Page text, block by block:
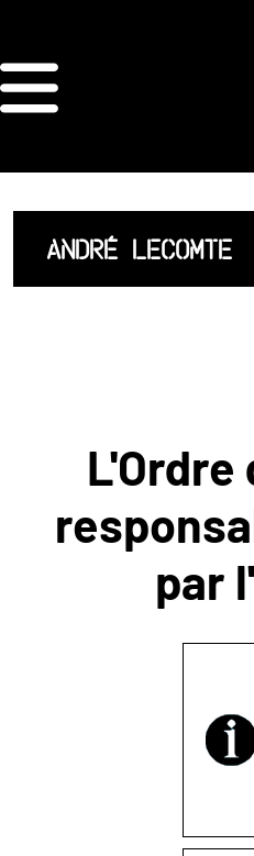
ORDRE DES
ACCUEIL
LISTE DES
ANNEXE 4
CONTACTER
ANDRÉ LECOMTE
par